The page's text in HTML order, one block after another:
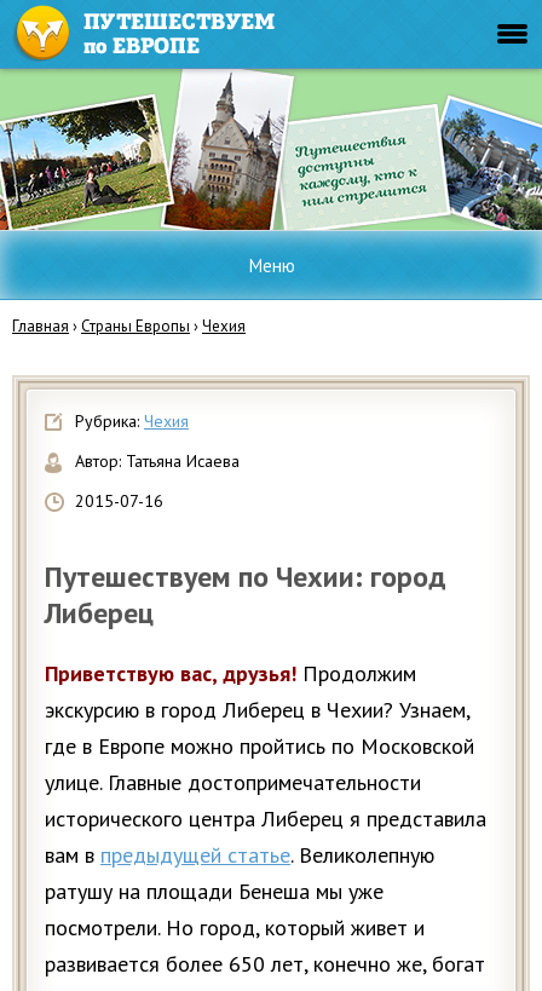
Меню
Главная ›Страны Европы ›Чехия
Рубрика: Чехия
Автор: Татьяна Исаева
2015-07-16
Путешествуем по Чехии: город
Либерец
Приветствую вас, друзья! Продолжим
экскурсию в город Либерец в Чехии? Узнаем,
где в Европе можно пройтись по Московской
улице. Главные достопримечательности
исторического центра Либерец я представила
вам в предыдущей статье. Великолепную
ратушу на площади Бенеша мы уже
посмотрели. Но город, который живет и
развивается более 650 лет, конечно же, богат